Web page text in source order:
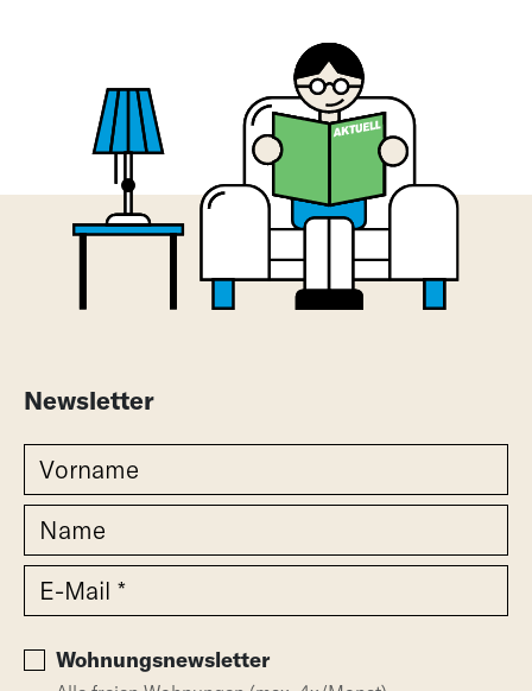
Newsletter
Wohnungsnewsletter